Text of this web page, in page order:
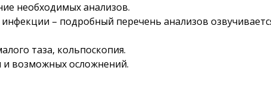
необходимых анализов.
– подробный перечень анализов
таза, кольпоскопия.
и возможных осложнений.